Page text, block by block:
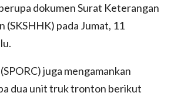
dokumen Surat Keterangan
(SKSHHK) pada Jumat, 11
juga mengamankan
dua unit truk tronton berikut